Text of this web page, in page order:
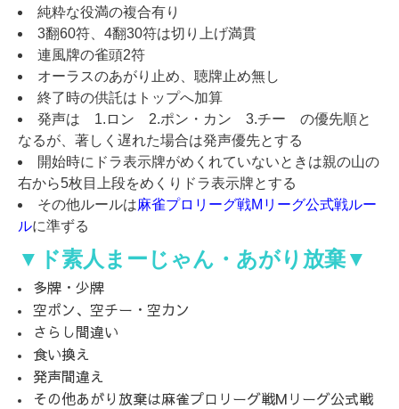
純粋な役満の複合有り
3翻60符、4翻30符は切り上げ満貫
連風牌の雀頭2符
オーラスのあがり止め、聴牌止め無し
終了時の供託はトップへ加算
発声は 1.ロン 2.ポン・カン 3.チー の優先順と
なるが、著しく遅れた場合は発声優先とする
開始時にドラ表示牌がめくれていないときは親の山の
右から5枚目上段をめくりドラ表示牌とする
その他ルールは麻雀プロリーグ戦Mリーグ公式戦ルー
ルに準ずる
▼ ド素人まーじゃん・あがり放棄▼
多牌・少牌
空ポン、空チー・空カン
さらし間違い
食い換え
発声間違え
その他あがり放棄は麻雀プロリーグ戦Mリーグ公式戦